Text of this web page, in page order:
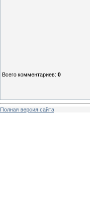
Всего комментариев: 0
Полная версия сайта